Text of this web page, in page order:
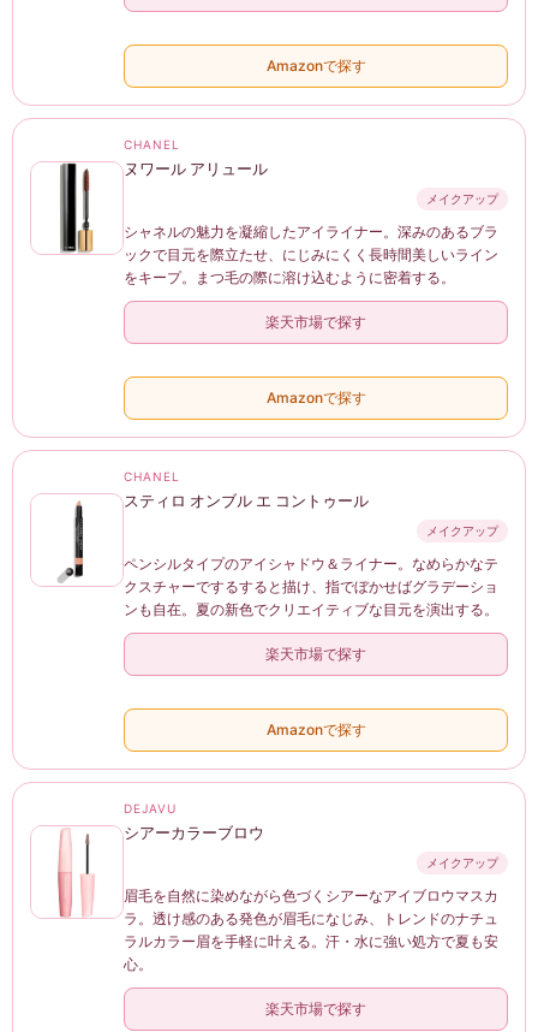
Amazonで探す
CHANEL
ヌワール アリュール
メイクアップ
シャネルの魅力を凝縮したアイライナー。深みのあるブラ
ックで目元を際立たせ、にじみにくく長時間美しいライン
をキープ。まつ毛の際に溶け込むように密着する。
楽天市場で探す
Amazonで探す
CHANEL
スティロ オンブル エ コントゥール
メイクアップ
ペンシルタイプのアイシャドウ＆ライナー。なめらかなテ
クスチャーでするすると描け、指でぼかせばグラデーショ
ンも自在。夏の新色でクリエイティブな目元を演出する。
楽天市場で探す
Amazonで探す
DEJAVU
シアーカラーブロウ
メイクアップ
眉毛を自然に染めながら色づくシアーなアイブロウマスカ
ラ。透け感のある発色が眉毛になじみ、トレンドのナチュ
ラルカラー眉を手軽に叶える。汗・水に強い処方で夏も安
心。
楽天市場で探す